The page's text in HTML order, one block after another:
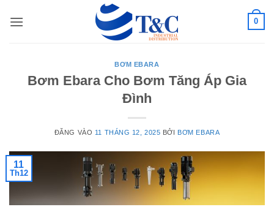
qua
0
BƠM EBARA
Bơm Ebara Cho Bơm Tăng Áp Gia
Đình
ĐĂNG VÀO 11 THÁNG 12, 2025 BỞI BƠM EBARA
11
Th12